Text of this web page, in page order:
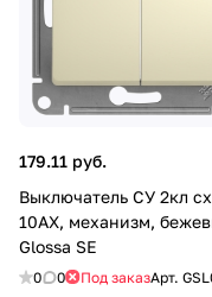
179.11 руб.
Выключатель СУ 2кл
10АХ, механизм,
Glossa SE
0 0 Под заказАрт.